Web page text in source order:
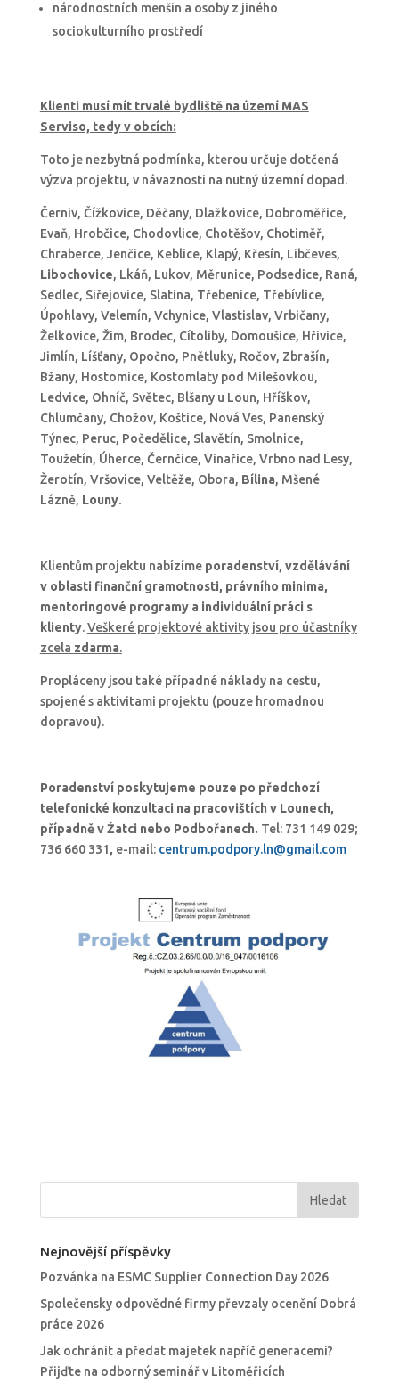
národnostních menšin a osoby z jiného
sociokulturního prostředí
Klienti musí mít trvalé bydliště na území MAS
Serviso, tedy v obcích:
Toto je nezbytná podmínka, kterou určuje dotčená
výzva projektu, v návaznosti na nutný územní dopad.
Černiv, Čížkovice, Děčany, Dlažkovice, Dobroměřice,
Evaň, Hrobčice, Chodovlice, Chotěšov, Chotiměř,
Chraberce, Jenčice, Keblice, Klapý, Křesín, Libčeves,
Libochovice, Lkáň, Lukov, Měrunice, Podsedice, Raná,
Sedlec, Siřejovice, Slatina, Třebenice, Třebívlice,
Úpohlavy, Velemín, Vchynice, Vlastislav, Vrbičany,
Želkovice, Žim, Brodec, Cítoliby, Domoušice, Hřivice,
Jimlín, Líšťany, Opočno, Pnětluky, Ročov, Zbrašín,
Bžany, Hostomice, Kostomlaty pod Milešovkou,
Ledvice, Ohníč, Světec, Blšany u Loun, Hříškov,
Chlumčany, Chožov, Koštice, Nová Ves, Panenský
Týnec, Peruc, Počedělice, Slavětín, Smolnice,
Toužetín, Úherce, Černčice, Vinařice, Vrbno nad Lesy,
Žerotín, Vršovice, Veltěže, Obora, Bílina, Mšené
Lázně, Louny.
Klientům projektu nabízíme poradenství, vzdělávání
v oblasti finanční gramotnosti, právního minima,
mentoringové programy a individuální práci s
klienty.Veškeré projektové aktivity jsou pro účastníky
zcela zdarma.
Propláceny jsou také případné náklady na cestu,
spojené s aktivitami projektu (pouze hromadnou
dopravou).
Poradenství poskytujeme pouze po předchozí
telefonické konzultaci na pracovištích v Lounech,
případně v Žatci nebo Podbořanech. Tel: 731 149 029;
736 660 331, e-mail: centrum.podpory.ln@gmail.com
Nejnovější příspěvky
Pozvánka na ESMC Supplier Connection Day 2026
Společensky odpovědné firmy převzaly ocenění Dobrá
práce 2026
Jak ochránit a předat majetek napříč generacemi?
Přijďte na odborný seminář v Litoměřicích